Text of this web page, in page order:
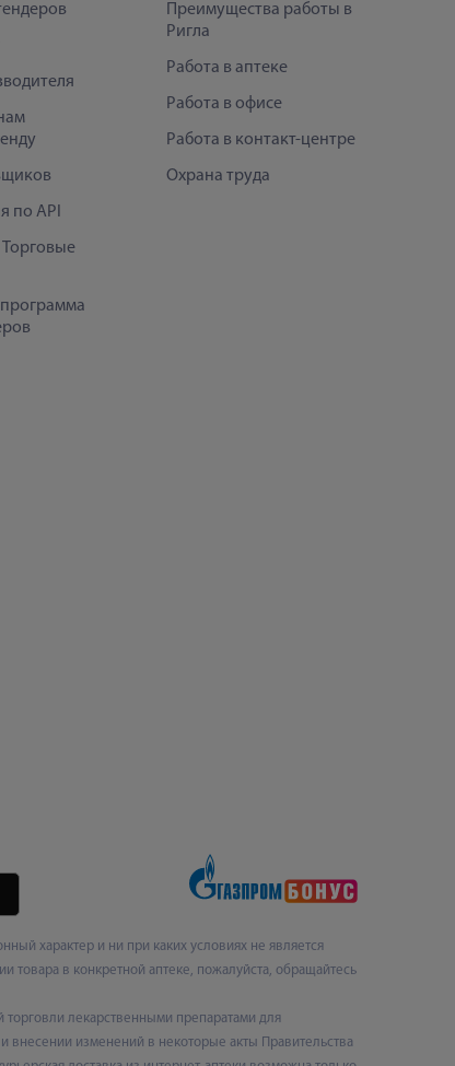
по API
Преимущества работы в
Ригла
Работа в аптеке
Работа в офисе
Работа в контакт-центре
Охрана труда
характер и ни при каких условиях не является
в конкретной аптеке, пожалуйста, обращайтесь
лекарственными препаратами для
внесении изменений в некоторые акты Правительства